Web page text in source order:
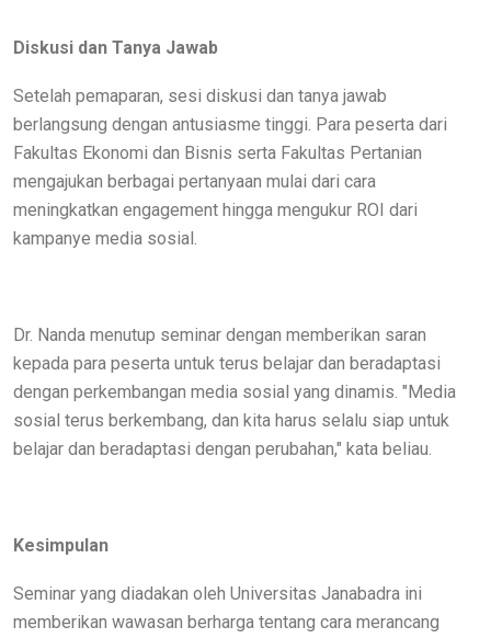
Diskusi dan Tanya Jawab
Setelah pemaparan, sesi diskusi dan tanya jawab
berlangsung dengan antusiasme tinggi. Para peserta dari
Fakultas Ekonomi dan Bisnis serta Fakultas Pertanian
mengajukan berbagai pertanyaan mulai dari cara
meningkatkan engagement hingga mengukur ROI dari
kampanye media sosial.
Dr. Nanda menutup seminar dengan memberikan saran
kepada para peserta untuk terus belajar dan beradaptasi
dengan perkembangan media sosial yang dinamis. "Media
sosial terus berkembang, dan kita harus selalu siap untuk
belajar dan beradaptasi dengan perubahan," kata beliau.
Kesimpulan
Seminar yang diadakan oleh Universitas Janabadra ini
memberikan wawasan berharga tentang cara merancang